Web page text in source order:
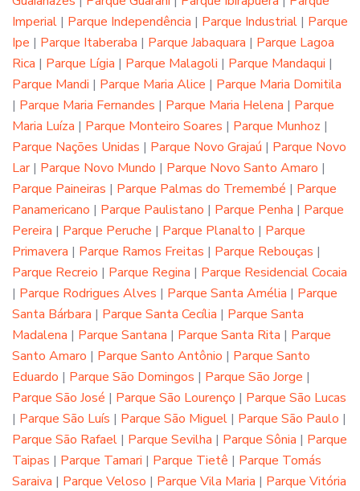
Imperial | Parque Independência | Parque Industrial | Parque
Ipe | Parque Itaberaba | Parque Jabaquara | Parque Lagoa
Rica | Parque Lígia | Parque Malagoli | Parque Mandaqui |
Parque Mandi | Parque Maria Alice | Parque Maria Domitila
| Parque Maria Fernandes | Parque Maria Helena | Parque
Maria Luíza | Parque Monteiro Soares | Parque Munhoz |
Parque Nações Unidas | Parque Novo Grajaú | Parque Novo
Lar| Parque Novo Mundo | Parque Novo Santo Amaro |
Parque Paineiras | Parque Palmas do Tremembé | Parque
Panamericano | Parque Paulistano | Parque Penha | Parque
Pereira | Parque Peruche | Parque Planalto | Parque
Primavera | Parque Ramos Freitas | Parque Rebouças |
Parque Recreio | Parque Regina | Parque Residencial Cocaia
| Parque Rodrigues Alves | Parque Santa Amélia | Parque
Santa Bárbara | Parque Santa Cecília | Parque Santa
Madalena | Parque Santana | Parque Santa Rita | Parque
Santo Amaro | Parque Santo Antônio | Parque Santo
Eduardo | Parque São Domingos | Parque São Jorge |
Parque São José | Parque São Lourenço | Parque São Lucas
| Parque São Luís | Parque São Miguel | Parque São Paulo |
Parque São Rafael | Parque Sevilha | Parque Sônia | Parque
Taipas | Parque Tamari | Parque Tietê | Parque Tomás
Saraiva | Parque Veloso | Parque Vila Maria | Parque Vitória